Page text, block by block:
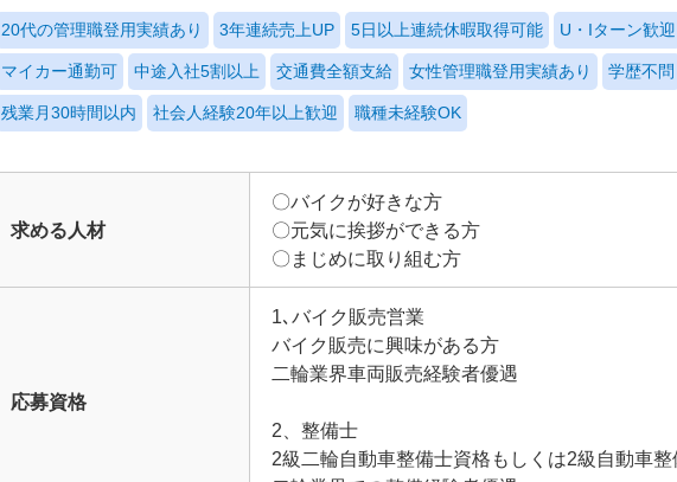
20代の管理職登用実績あり 3年連続売上UP 5日以上連続休暇取得可能 U・Iターン歓迎
マイカー通勤可 中途入社5割以上 交通費全額支給 女性管理職登用実績あり 学歴不問
残業月30時間以内 社会人経験20年以上歓迎 職種未経験OK
求める人材
〇バイクが好きな方
〇元気に挨拶ができる方
〇まじめに取り組む方
応募資格
1､バイク販売営業
バイク販売に興味がある方
二輪業界車両販売経験者優遇
2、整備士
2級二輪自動車整備士資格もしくは2級自動車